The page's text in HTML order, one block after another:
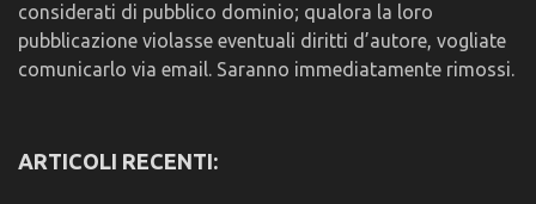
considerati di pubblico dominio; qualora la loro
pubblicazione violasse eventuali diritti d’autore, vogliate
comunicarlo via email. Saranno immediatamente rimossi.
ARTICOLI RECENTI: